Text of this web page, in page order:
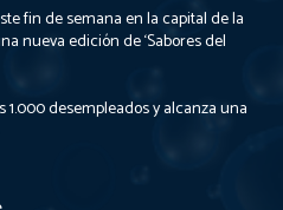
fin de semana en la capital de la
nueva edición de ‘Sabores del
desempleados y alcanza una